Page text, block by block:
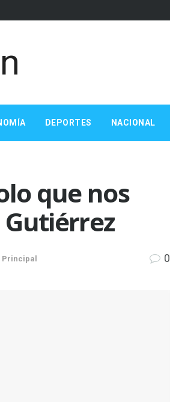
DEPORTES NACIONAL
que nos
Principal 0